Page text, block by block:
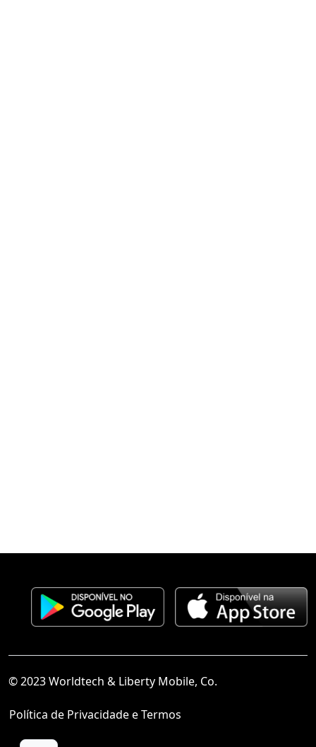
© 2023 Worldtech & Liberty Mobile, Co.
Política de Privacidade e Termos